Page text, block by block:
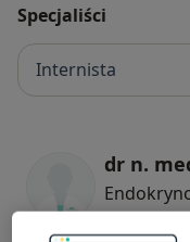
Specjaliści
Internista
dr n.